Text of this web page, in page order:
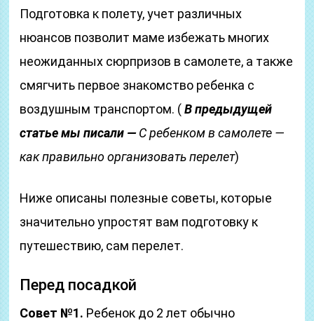
Подготовка к полету, учет различных
нюансов позволит маме избежать многих
неожиданных сюрпризов в самолете, а также
смягчить первое знакомство ребенка с
воздушным транспортом. (В предыдущей
статье мы писали —С ребенком в самолете —
как правильно организовать перелет)
Ниже описаны полезные советы, которые
значительно упростят вам подготовку к
путешествию, сам перелет.
Перед посадкой
Совет №1. Ребенок до 2 лет обычно